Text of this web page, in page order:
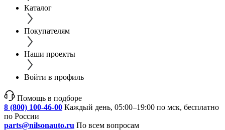
Каталог
Покупателям
Наши проекты
Войти в профиль
Помощь в подборе
8 (800) 100-46-00 Каждый день, 05:00–19:00 по мск, бесплатно
по России
parts@nilsonauto.ru По всем вопросам